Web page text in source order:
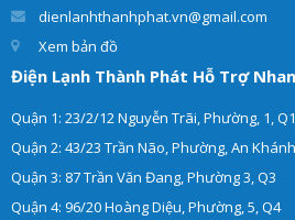
dienlanhthanhphat.vn@gmail.com
Xem bản đồ
Điện Lạnh Thành Phát Hỗ Trợ
Quận 1: 23/2/12 Nguyễn Trãi, Phường, 1, Q1
Quận 2: 43/23 Trần Não, Phường, An
Quận 3: 87 Trần Văn Đang, Phường 3, Q3
Quận 4: 96/20 Hoàng Diệu, Phường, 5, Q4